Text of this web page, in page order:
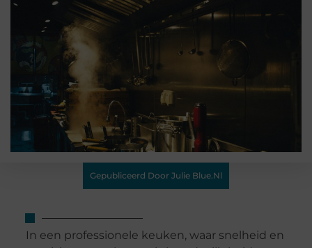
Gepubliceerd Door Julie Blue.nl
In een professionele keuken, waar snelheid en